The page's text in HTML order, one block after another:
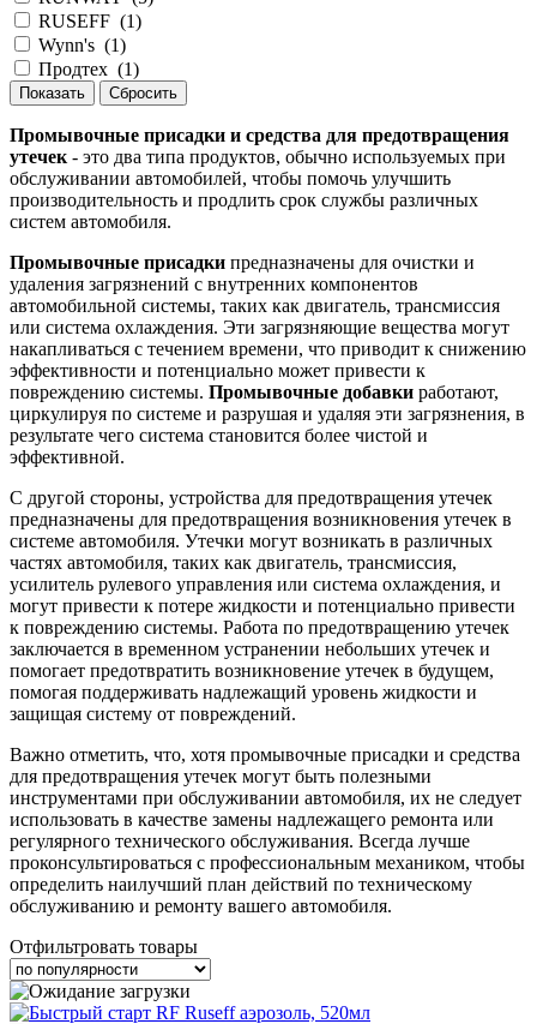
RUSEFF (1)
Wynn's (1)
Продтех (1)
Промывочные присадки и средства для предотвращения
утечек - это два типа продуктов, обычно используемых при
обслуживании автомобилей, чтобы помочь улучшить
производительность и продлить срок службы различных
систем автомобиля.
Промывочные присадки предназначены для очистки и
удаления загрязнений с внутренних компонентов
автомобильной системы, таких как двигатель, трансмиссия
или система охлаждения. Эти загрязняющие вещества могут
накапливаться с течением времени, что приводит к снижению
эффективности и потенциально может привести к
повреждению системы. Промывочные добавки работают,
циркулируя по системе и разрушая и удаляя эти загрязнения, в
результате чего система становится более чистой и
эффективной.
С другой стороны, устройства для предотвращения утечек
предназначены для предотвращения возникновения утечек в
системе автомобиля. Утечки могут возникать в различных
частях автомобиля, таких как двигатель, трансмиссия,
усилитель рулевого управления или система охлаждения, и
могут привести к потере жидкости и потенциально привести
к повреждению системы. Работа по предотвращению утечек
заключается в временном устранении небольших утечек и
помогает предотвратить возникновение утечек в будущем,
помогая поддерживать надлежащий уровень жидкости и
защищая систему от повреждений.
Важно отметить, что, хотя промывочные присадки и средства
для предотвращения утечек могут быть полезными
инструментами при обслуживании автомобиля, их не следует
использовать в качестве замены надлежащего ремонта или
регулярного технического обслуживания. Всегда лучше
проконсультироваться с профессиональным механиком, чтобы
определить наилучший план действий по техническому
обслуживанию и ремонту вашего автомобиля.
Отфильтровать товары